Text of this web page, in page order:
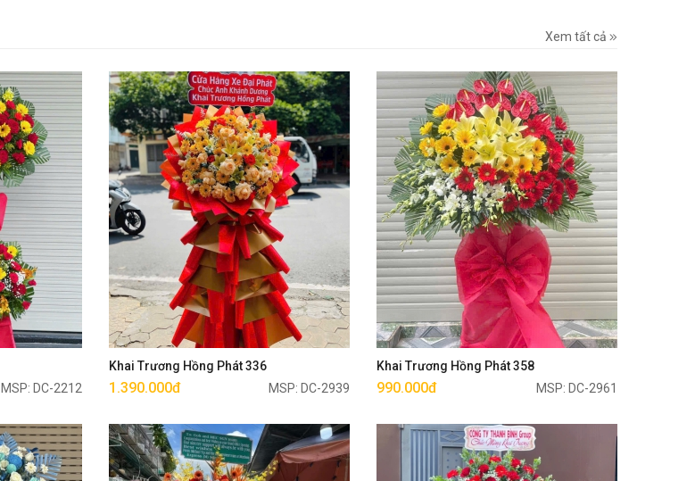
Xem tất cả
MSP: DC-2212
Khai Trương Hồng Phát 336
1.390.000đ MSP: DC-2939
Mua ngay
Khai Trương Hồng Phát 358
990.000đ MSP: DC-2961
Mua ngay